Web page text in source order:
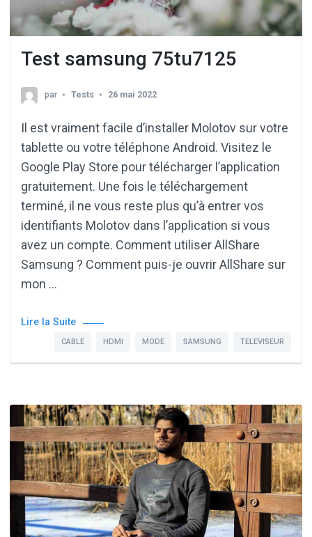
Test samsung 75tu7125
par Tests 26 mai 2022
Il est vraiment facile d’installer Molotov sur votre
tablette ou votre téléphone Android. Visitez le
Google Play Store pour télécharger l’application
gratuitement. Une fois le téléchargement
terminé, il ne vous reste plus qu’à entrer vos
identifiants Molotov dans l’application si vous
avez un compte. Comment utiliser AllShare
Samsung ? Comment puis-je ouvrir AllShare sur
mon …
Lire la Suite
CABLE HDMI MODE SAMSUNG TELEVISEUR